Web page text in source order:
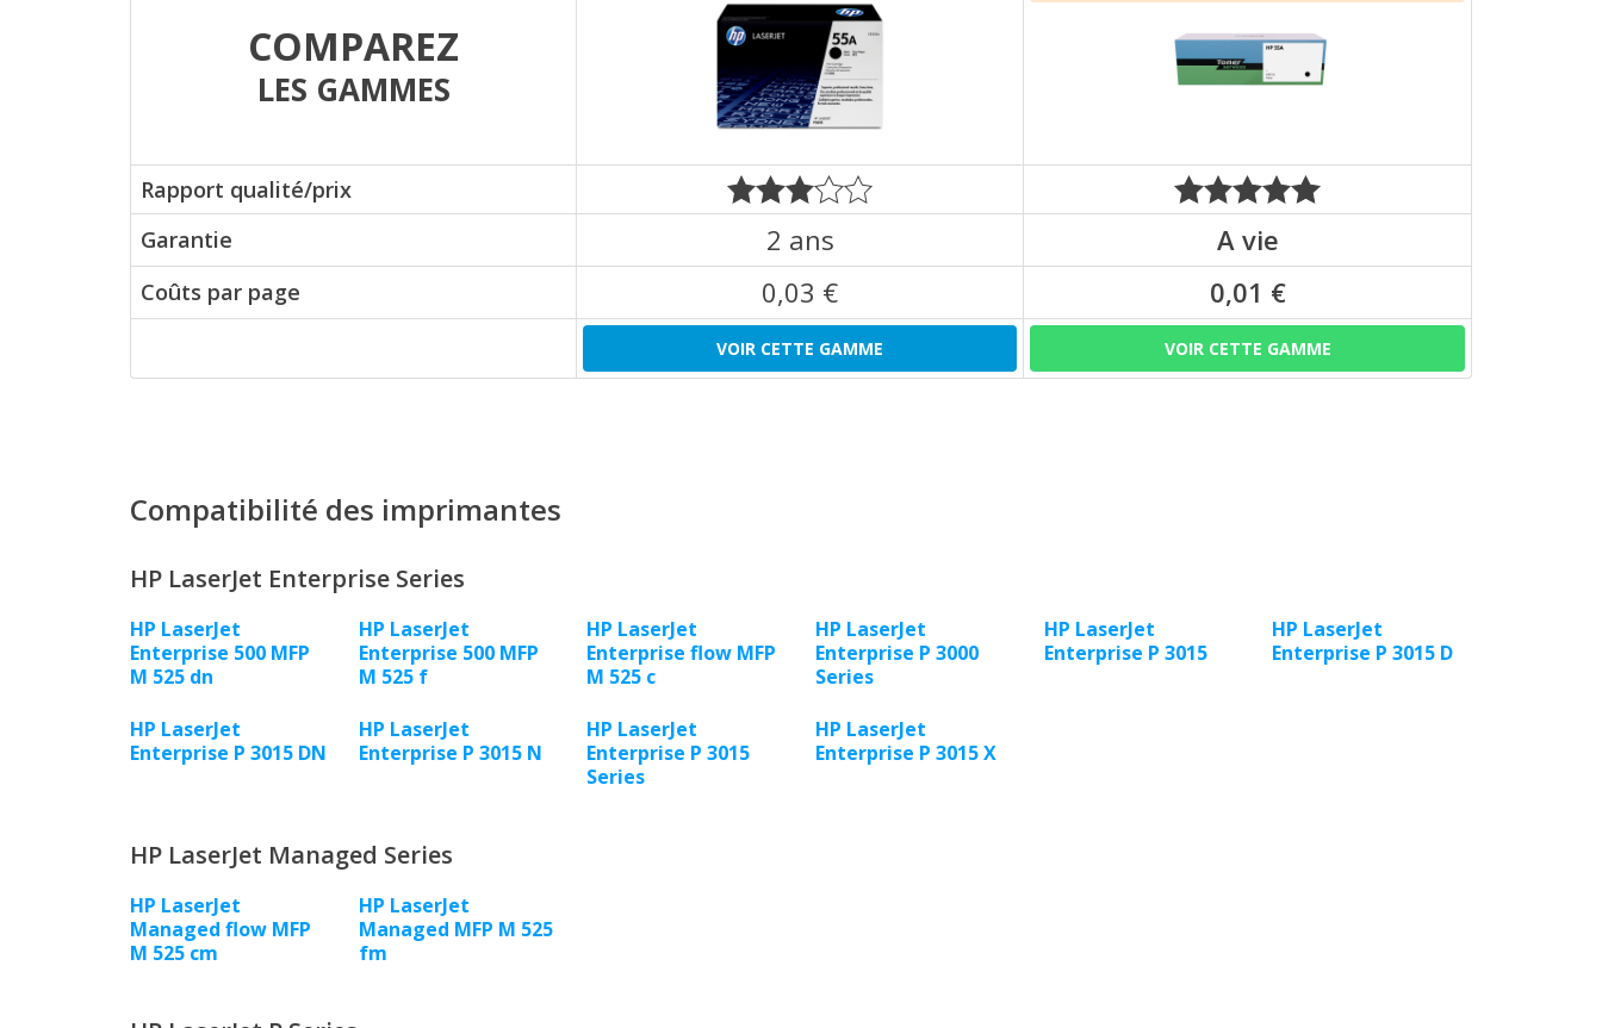
COMPAREZ
LES GAMMES
Rapport qualité/prix
Garantie
2 ans A vie
Coûts par page 0,03 € 0,01 €
VOIR CETTE GAMME VOIR CETTE GAMME
Compatibilité des imprimantes
HP LaserJet Enterprise Series
HP LaserJet
Enterprise 500 MFP
M 525 dn
HP LaserJet
Enterprise 500 MFP
M 525 f
HP LaserJet
Enterprise flow MFP
M 525 c
HP LaserJet
Enterprise P 3000
Series
HP LaserJet
Enterprise P 3015
HP LaserJet
Enterprise P 3015 D
HP LaserJet
Enterprise P 3015 DN
HP LaserJet
Enterprise P 3015 N
HP LaserJet
Enterprise P 3015
Series
HP LaserJet
Enterprise P 3015 X
HP LaserJet Managed Series
HP LaserJet
Managed flow MFP
M 525 cm
HP LaserJet
Managed MFP M 525
fm